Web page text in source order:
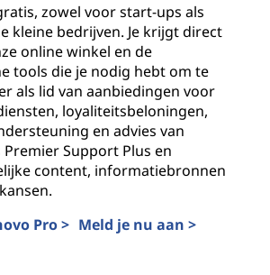
zowel voor start-ups als
kleine bedrijven. Je krijgt direct
online winkel en de
tools die je nodig hebt om te
als lid van aanbiedingen voor
loyaliteitsbeloningen,
en advies van
Support Plus en
content, informatiebronnen
Pro > Meld je nu aan >